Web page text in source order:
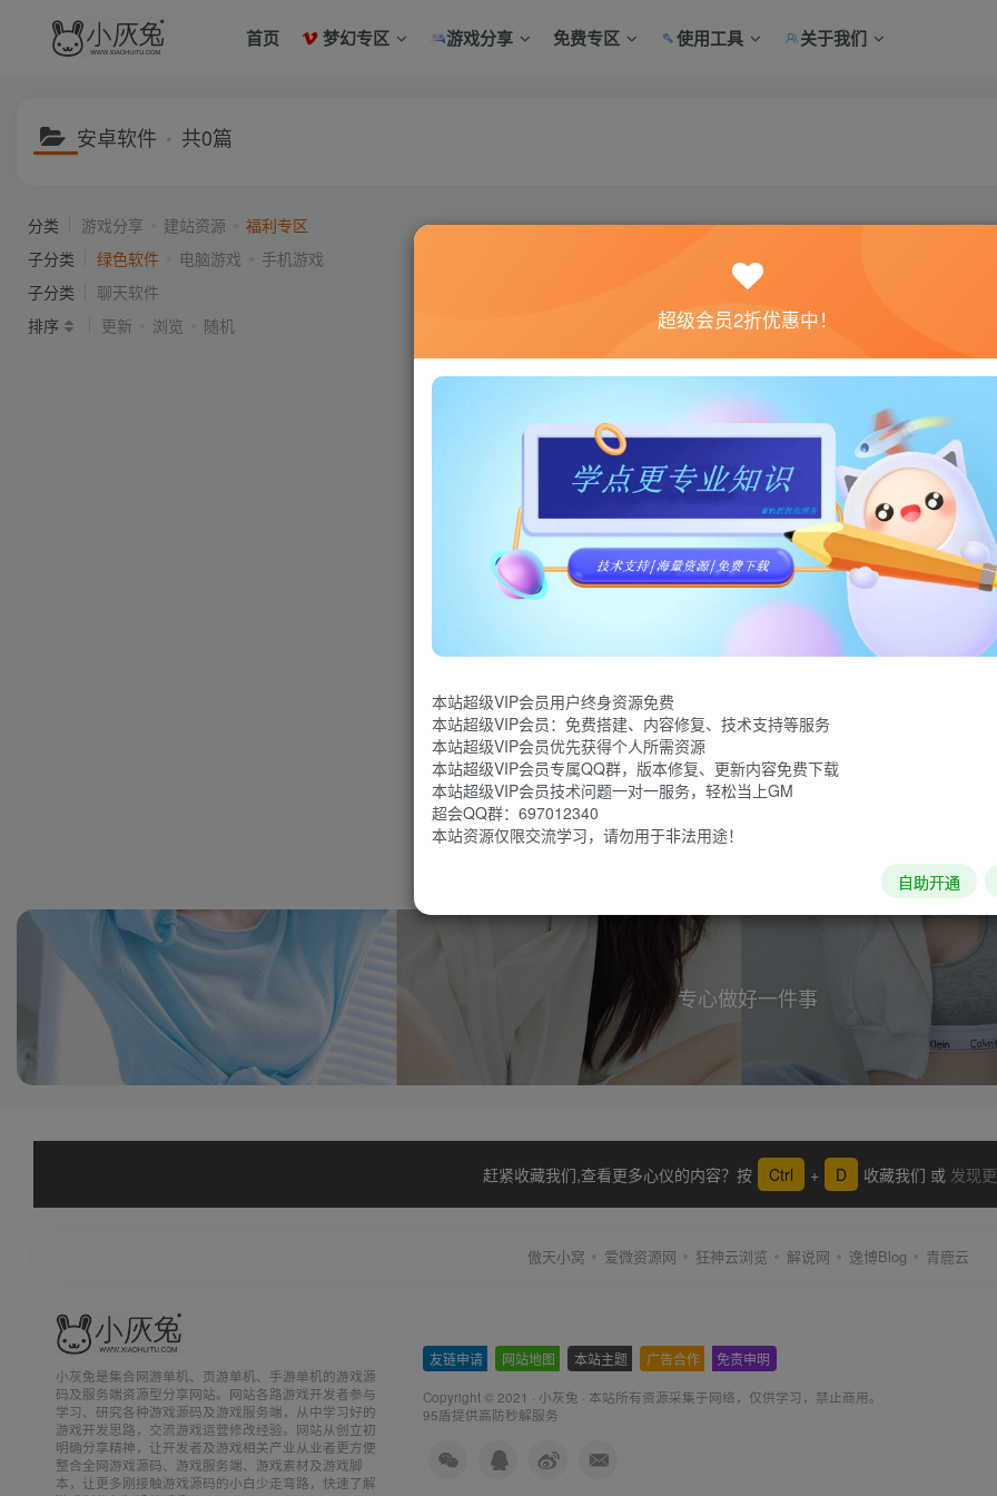
首页 梦幻专区 游戏分享 免费专区 使用工具 关于我们
安卓软件 共0篇
分类 游戏分享 建站资源
福利专区
子分类
绿色软件 电脑游戏
手机游戏
子分类
聊天软件
排序
更新 浏览 随机
暂无内容
专心做好一件事
赶紧收藏我们,查看更多心仪的内容？按 Ctrl + D 收藏我们 或 发现
傲天小窝 爱微资源网 狂神云浏览 解说网 逸博Blog 青鹿云
小灰兔是集合网游单机、页游单机、手游单机的游戏源
码及服务端资源型分享网站。网站各路游戏开发者参与
学习、研究各种游戏源码及游戏服务端，从中学习好的
游戏开发思路，交流游戏运营修改经验。网站从创立初
明确分享精神，让开发者及游戏相关产业从业者更方便
整合全网游戏源码、游戏服务端、游戏素材及游戏脚
本，让更多刚接触游戏源码的小白少走弯路，快速了解
友链申请 网站地图 本站主题 广告合作 免责申明
Copyright © 2021 · 小灰兔 · 本站所有资源采集于网络，仅供学习，禁止商用。
95盾提供高防秒解服务
超级会员2折优惠中！
本站超级VIP会员用户终身资源免费
本站超级VIP会员：免费搭建、内容修复、技术支持等服务
本站超级VIP会员优先获得个人所需资源
本站超级VIP会员专属QQ群，版本修复、更新内容免费下载
本站超级VIP会员技术问题一对一服务，轻松当上GM
超会QQ群：697012340
本站资源仅限交流学习，请勿用于非法用途！
自助开通